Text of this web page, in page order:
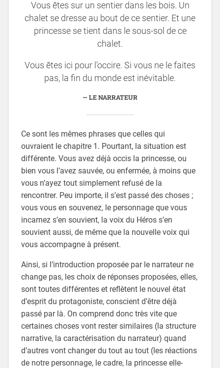
Vous êtes sur un sentier dans les bois. Un
chalet se dresse au bout de ce sentier. Et une
princesse se tient dans le sous-sol de ce
chalet.
Vous êtes ici pour l’occire. Si vous ne le faites
pas, la fin du monde est inévitable.
LE NARRATEUR
Ce sont les mêmes phrases que celles qui
ouvraient le chapitre 1. Pourtant, la situation est
différente. Vous avez déjà occis la princesse, ou
bien vous l’avez sauvée, ou enfermée, à moins que
vous n’ayez tout simplement refusé de la
rencontrer. Peu importe, il s’est passé des choses ;
vous vous en souvenez, le personnage que vous
incarnez s’en souvient, la voix du Héros s’en
souvient aussi, de même que la nouvelle voix qui
vous accompagne à présent.
Ainsi, si l’introduction proposée par le narrateur ne
change pas, les choix de réponses proposées, elles,
sont toutes différentes et reflètent le nouvel état
d’esprit du protagoniste, conscient d’être déjà
passé par là. On comprend donc très vite que
certaines choses vont rester similaires (la structure
narrative, la caractérisation du narrateur) quand
d’autres vont changer du tout au tout (les réactions
de notre personnage, le cadre, la princesse elle-